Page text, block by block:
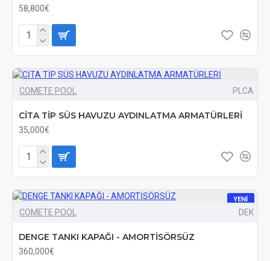
58,800€
COMETE POOL PLCA
CİTA TİP SÜS HAVUZU AYDINLATMA ARMATÜRLERİ
35,000€
YENI
COMETE POOL DEK
DENGE TANKI KAPAĞI - AMORTİSÖRSÜZ
360,000€